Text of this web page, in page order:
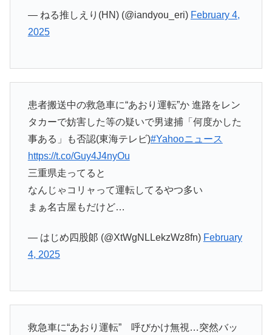
— ねる推しえり(HN) (@iandyou_eri) February 4,
2025
患者搬送中の救急車に“あおり運転”か 進路をレン
タカーで妨害した等の疑いで男逮捕「何度かした
事ある」も否認(東海テレビ)#Yahooニュース
https://t.co/Guy4J4nyOu
三重県走ってると
なんじゃコリャって運転してるやつ多い
まぁ名古屋もだけど…
— はじめ四股郞 (@XtWgNLLekzWz8fn) February
4, 2025
救急車に“あおり運転” 呼びかけ無視…突然バッ